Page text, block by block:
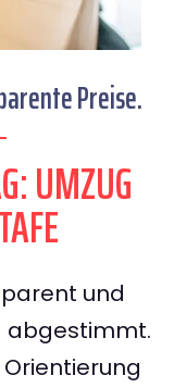
Preise.
UMZUG
und
abgestimmt.